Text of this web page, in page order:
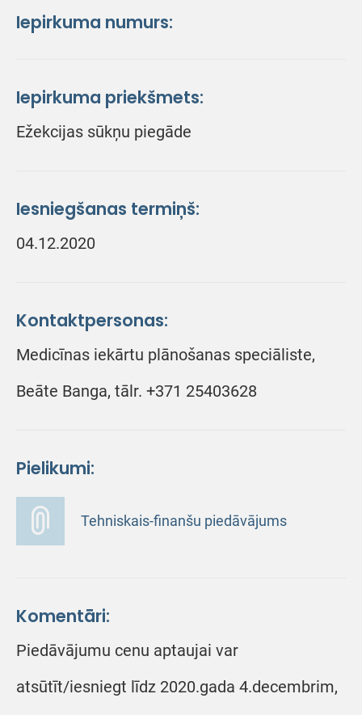
Iepirkuma numurs:
Iepirkuma priekšmets:
Ežekcijas sūkņu piegāde
Iesniegšanas termiņš:
04.12.2020
Kontaktpersonas:
Medicīnas iekārtu plānošanas speciāliste,
Beāte Banga, tālr. +371 25403628
Pielikumi:
Tehniskais-finanšu piedāvājums
Komentāri:
Piedāvājumu cenu aptaujai var
atsūtīt/iesniegt līdz 2020.gada 4.decembrim,